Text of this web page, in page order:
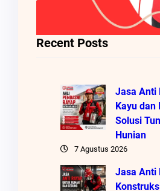
Recent Posts
Jasa Anti
Kayu dan
Solusi
Hunian
7 Agustus 2026
Jasa Anti